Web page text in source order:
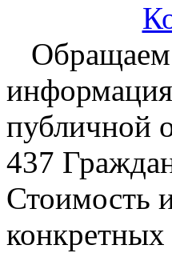
Обращаем
публичной
437
Стоимость
конкретных